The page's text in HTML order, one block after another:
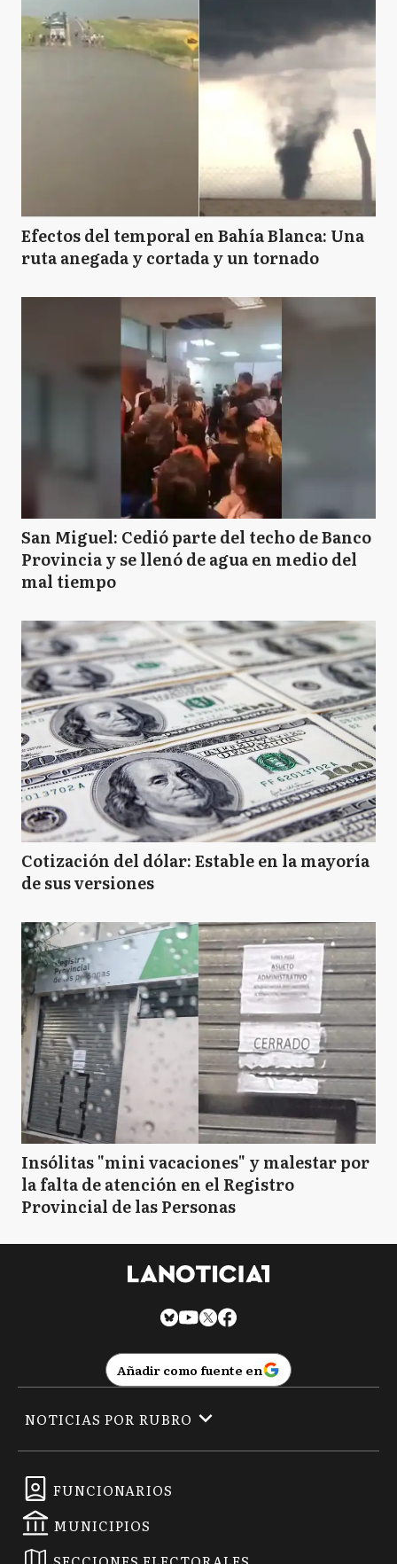
Efectos del temporal en Bahía Blanca: Una
ruta anegada y cortada y un tornado
San Miguel: Cedió parte del techo de Banco
Provincia y se llenó de agua en medio del
mal tiempo
Cotización del dólar: Estable en la mayoría
de sus versiones
Insólitas "mini vacaciones" y malestar por
la falta de atención en el Registro
Provincial de las Personas
Añadir como fuente en
FUNCIONARIOS
MUNICIPIOS
NOTICIAS POR RUBRO